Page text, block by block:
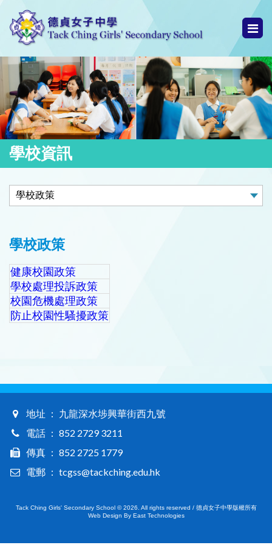
學校資訊
學校政策
健康校園政策
學校處理投訴政策
校園危機處理政策
防止校園性騷擾政策
地址 ： 九龍深水埗興華街西九號
電話 ： 852 2729 3211
傳真 ： 852 2725 1779
電郵 ： tcgss@tackching.edu.hk
Tack Ching Girls' Secondary School © 2026. All rights reserved / 德貞女子中學版權所有
Web Design By East Technologies